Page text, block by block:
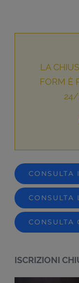
LA
FORM È
24/
CONSULTA
CONSULTA
CONSULTA
ISCRIZIONI